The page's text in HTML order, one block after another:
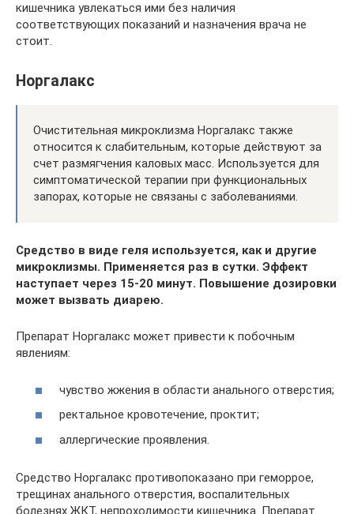
кишечника увлекаться ими без наличия
соответствующих показаний и назначения врача не
стоит.
Норгалакс
Очистительная микроклизма Норгалакс также
относится к слабительным, которые действуют за
счет размягчения каловых масс. Используется для
симптоматической терапии при функциональных
запорах, которые не связаны с заболеваниями.
Средство в виде геля используется, как и другие
микроклизмы. Применяется раз в сутки. Эффект
наступает через 15-20 минут. Повышение дозировки
может вызвать диарею.
Препарат Норгалакс может привести к побочным
явлениям:
чувство жжения в области анального отверстия;
ректальное кровотечение, проктит;
аллергические проявления.
Средство Норгалакс противопоказано при геморрое,
трещинах анального отверстия, воспалительных
болезнях ЖКТ, непроходимости кишечника. Препарат